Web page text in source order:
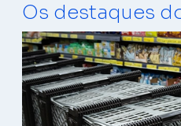
Os destaques